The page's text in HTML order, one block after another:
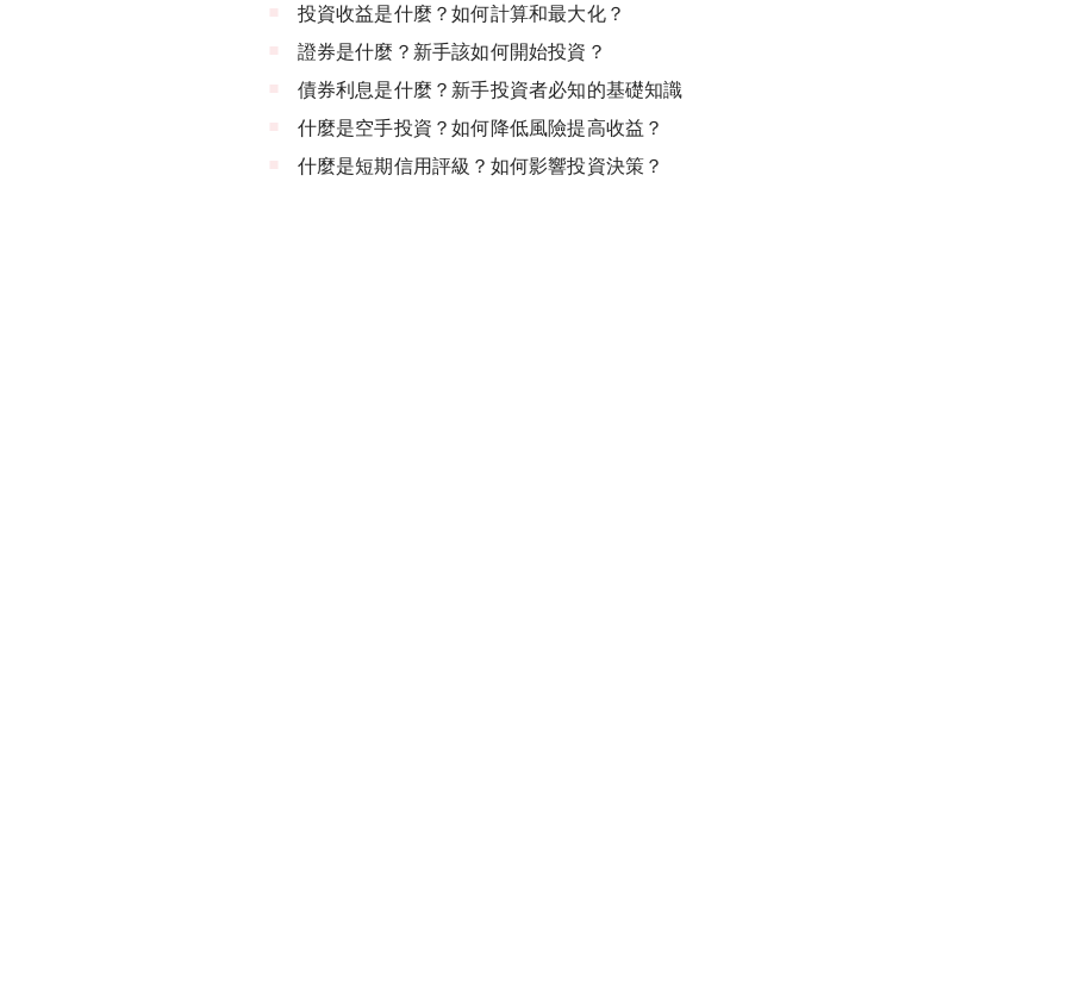
投資收益是什麼？如何計算和最大化？
證券是什麼？新手該如何開始投資？
債券利息是什麼？新手投資者必知的基礎知識
什麼是空手投資？如何降低風險提高收益？
什麼是短期信用評級？如何影響投資決策？